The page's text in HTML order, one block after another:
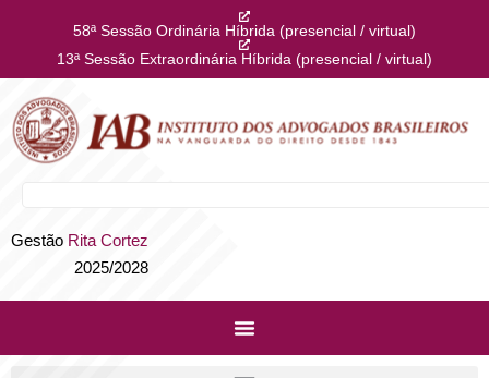
58ª Sessão Ordinária Híbrida (presencial / virtual)
13ª Sessão Extraordinária Híbrida (presencial / virtual)
Gestão Rita Cortez
2025/2028